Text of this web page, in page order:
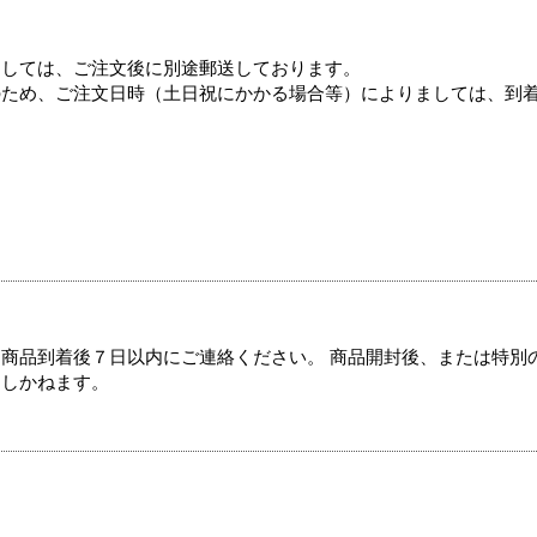
ては、ご注文後に別途郵送しております。
め、ご注文日時（土日祝にかかる場合等）によりましては、到
品到着後７日以内にご連絡ください。 商品開封後、または特別
かねます。